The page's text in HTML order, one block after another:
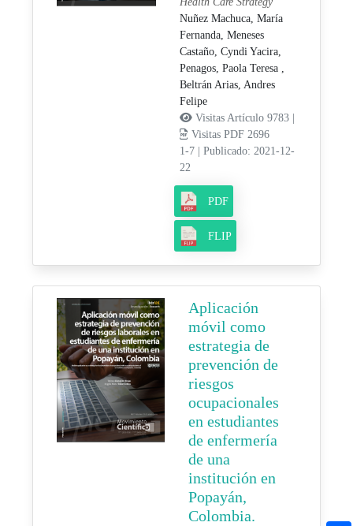
Nuñez Machuca, María
Fernanda, Meneses
Castaño, Cyndi Yacira,
Penagos, Paola Teresa ,
Beltrán Arias, Andres
Felipe
Visitas Artículo 9783 |
Visitas PDF 2696
1-7
Publicado: 2021-12-
22
PDF
FLIP
Aplicación
móvil como
estrategia de
prevención de
riesgos
ocupacionales
en estudiantes
de enfermería
de una
institución en
Popayán,
Colombia.